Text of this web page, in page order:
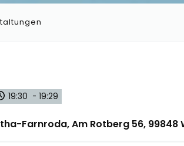
19:30 - 19:29
Farnroda, Am Rotberg 56,